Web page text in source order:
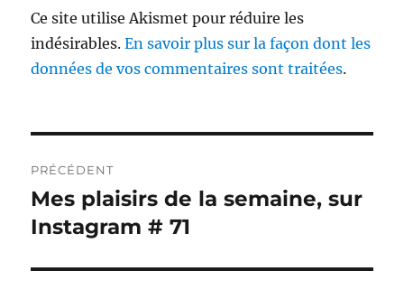
Ce site utilise Akismet pour réduire les
indésirables.En savoir plus sur la façon dont les
données de vos commentaires sont traitées.
de
l’article
PRÉCÉDENT
Publication
précédente :
Mes plaisirs de la semaine, sur
Instagram # 71